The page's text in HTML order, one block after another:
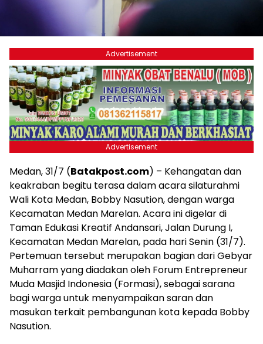
Advertisement
Advertisement
Medan, 31/7 (Batakpost.com) – Kehangatan dan
keakraban begitu terasa dalam acara silaturahmi
Wali Kota Medan, Bobby Nasution, dengan warga
Kecamatan Medan Marelan. Acara ini digelar di
Taman Edukasi Kreatif Andansari, Jalan Durung I,
Kecamatan Medan Marelan, pada hari Senin (31/7).
Pertemuan tersebut merupakan bagian dari Gebyar
Muharram yang diadakan oleh Forum Entrepreneur
Muda Masjid Indonesia (Formasi), sebagai sarana
bagi warga untuk menyampaikan saran dan
masukan terkait pembangunan kota kepada Bobby
Nasution.